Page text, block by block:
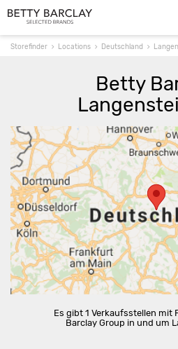
Storefinder Locations Deutschland
Betty
Es gibt 1 Verkaufsstellen mit
Barclay Group in und um